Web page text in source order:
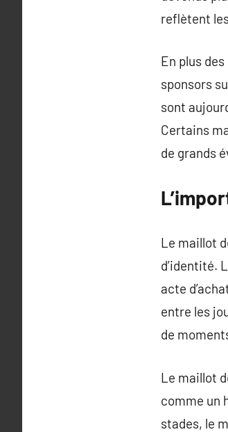
reflètent
En plus
sponsors
sont
Certains
de grands
Le maillot
d’identité.
acte
entre les
de
Le maillot
comme un
stades, le